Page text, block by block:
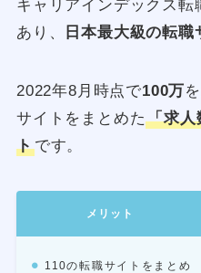
キャリアインデックス
あり、
日本最大級の転職
2022年8月時点で100万
サイトをまとめた「求人
トです。
メリット
110の転職サイトをまとめ